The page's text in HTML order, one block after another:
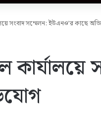
সংবাদ সম্মেলন: ইউএনও’র কাছে